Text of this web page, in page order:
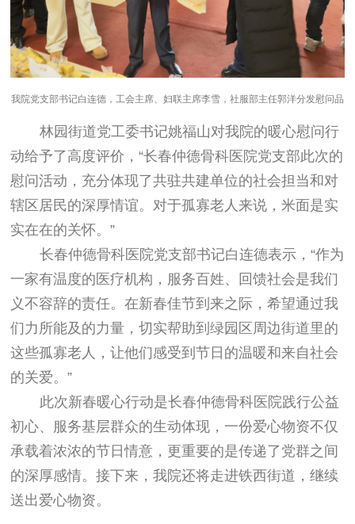
我院党支部书记白连德，工会主席、妇联主席李雪，社服部主任郭洋分发慰问品
林园街道党工委书记姚福山对我院的暖心慰问行
动给予了高度评价，“长春仲德骨科医院党支部此次的
慰问活动，充分体现了共驻共建单位的社会担当和对
辖区居民的深厚情谊。对于孤寡老人来说，米面是实
实在在的关怀。”
长春仲德骨科医院党支部书记白连德表示，“作为
一家有温度的医疗机构，服务百姓、回馈社会是我们
义不容辞的责任。在新春佳节到来之际，希望通过我
们力所能及的力量，切实帮助到绿园区周边街道里的
这些孤寡老人，让他们感受到节日的温暖和来自社会
的关爱。”
此次新春暖心行动是长春仲德骨科医院践行公益
初心、服务基层群众的生动体现，一份爱心物资不仅
承载着浓浓的节日情意，更重要的是传递了党群之间
的深厚感情。接下来，我院还将走进铁西街道，继续
送出爱心物资。